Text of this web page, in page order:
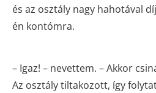
és az osztály nagy hahotával
én kontómra.
– Igaz! – nevettem. – Akkor
Az osztály tiltakozott, így